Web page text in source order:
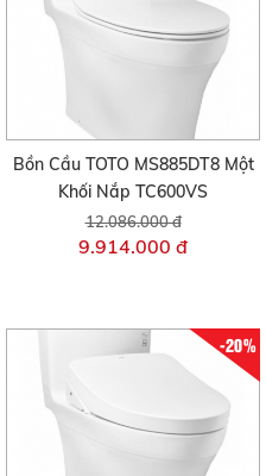
Bồn Cầu TOTO MS885DT8 Một
Khối Nắp TC600VS
12.086.000 đ
9.914.000 đ
-20%